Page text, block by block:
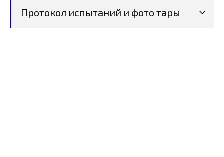
Протокол испытаний и фото тары